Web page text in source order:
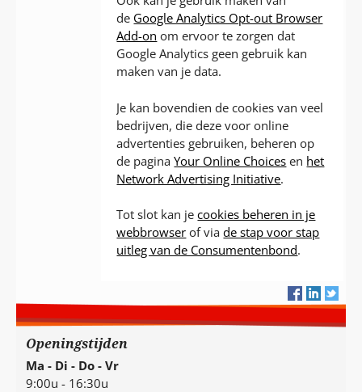
de Google Analytics Opt-out Browser
Add-on om ervoor te zorgen dat
Google Analytics geen gebruik kan
maken van je data.
Je kan bovendien de cookies van veel
bedrijven, die deze voor online
advertenties gebruiken, beheren op
de paginaYour Online Choices en het
Network Advertising Initiative.
Tot slot kan jecookies beheren in je
webbrowser of viade stap voor stap
uitleg van de Consumentenbond.
Openingstijden
Ma - Di - Do - Vr
9:00u - 16:30u